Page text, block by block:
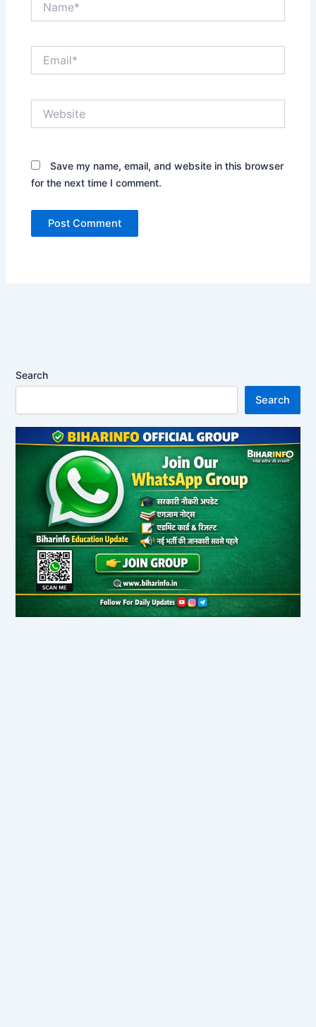
Save my name, email, and website in this browser
for the next time I comment.
Search
Search